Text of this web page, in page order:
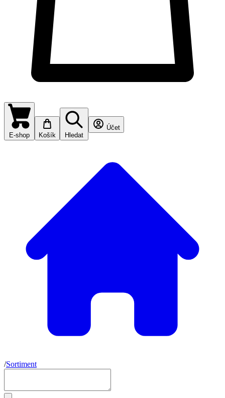
E-shop Košík Hledat
Účet
/Sortiment